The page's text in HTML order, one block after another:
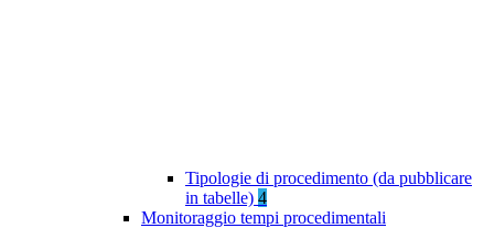
Tipologie di procedimento (da pubblicare
in tabelle) 4
Monitoraggio tempi procedimentali